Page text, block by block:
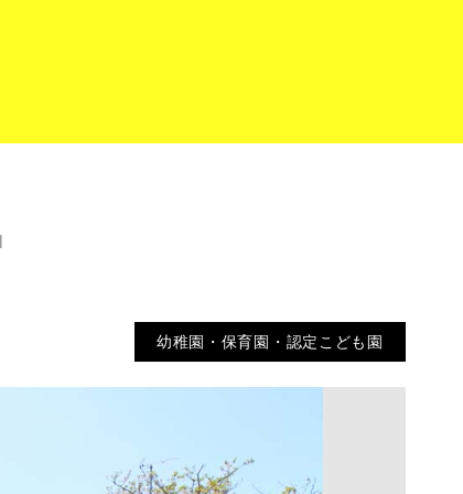
幼稚園・保育園・認定こども園